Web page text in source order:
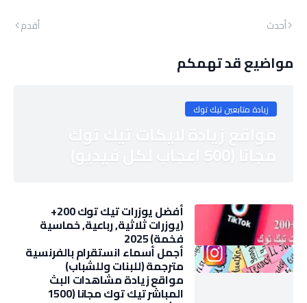
أحدث
أقدم
مواضيع قد تهمكم
زيادة متابعين تيك توك
مواقع زيادة لايكات تيك توك
مجانا (500 اعجاب لكل فيديو)
أفضل يوزرات تيك توك 200+
(يوزرات ثلاثية, رباعية, خماسية
فخمة) 2025
أجمل أسماء انستقرام بالفرنسية
مترجمة (للبنات وللشباب)
مواقع زيادة مشاهدات البث
المباشر تيك توك مجانا (1500